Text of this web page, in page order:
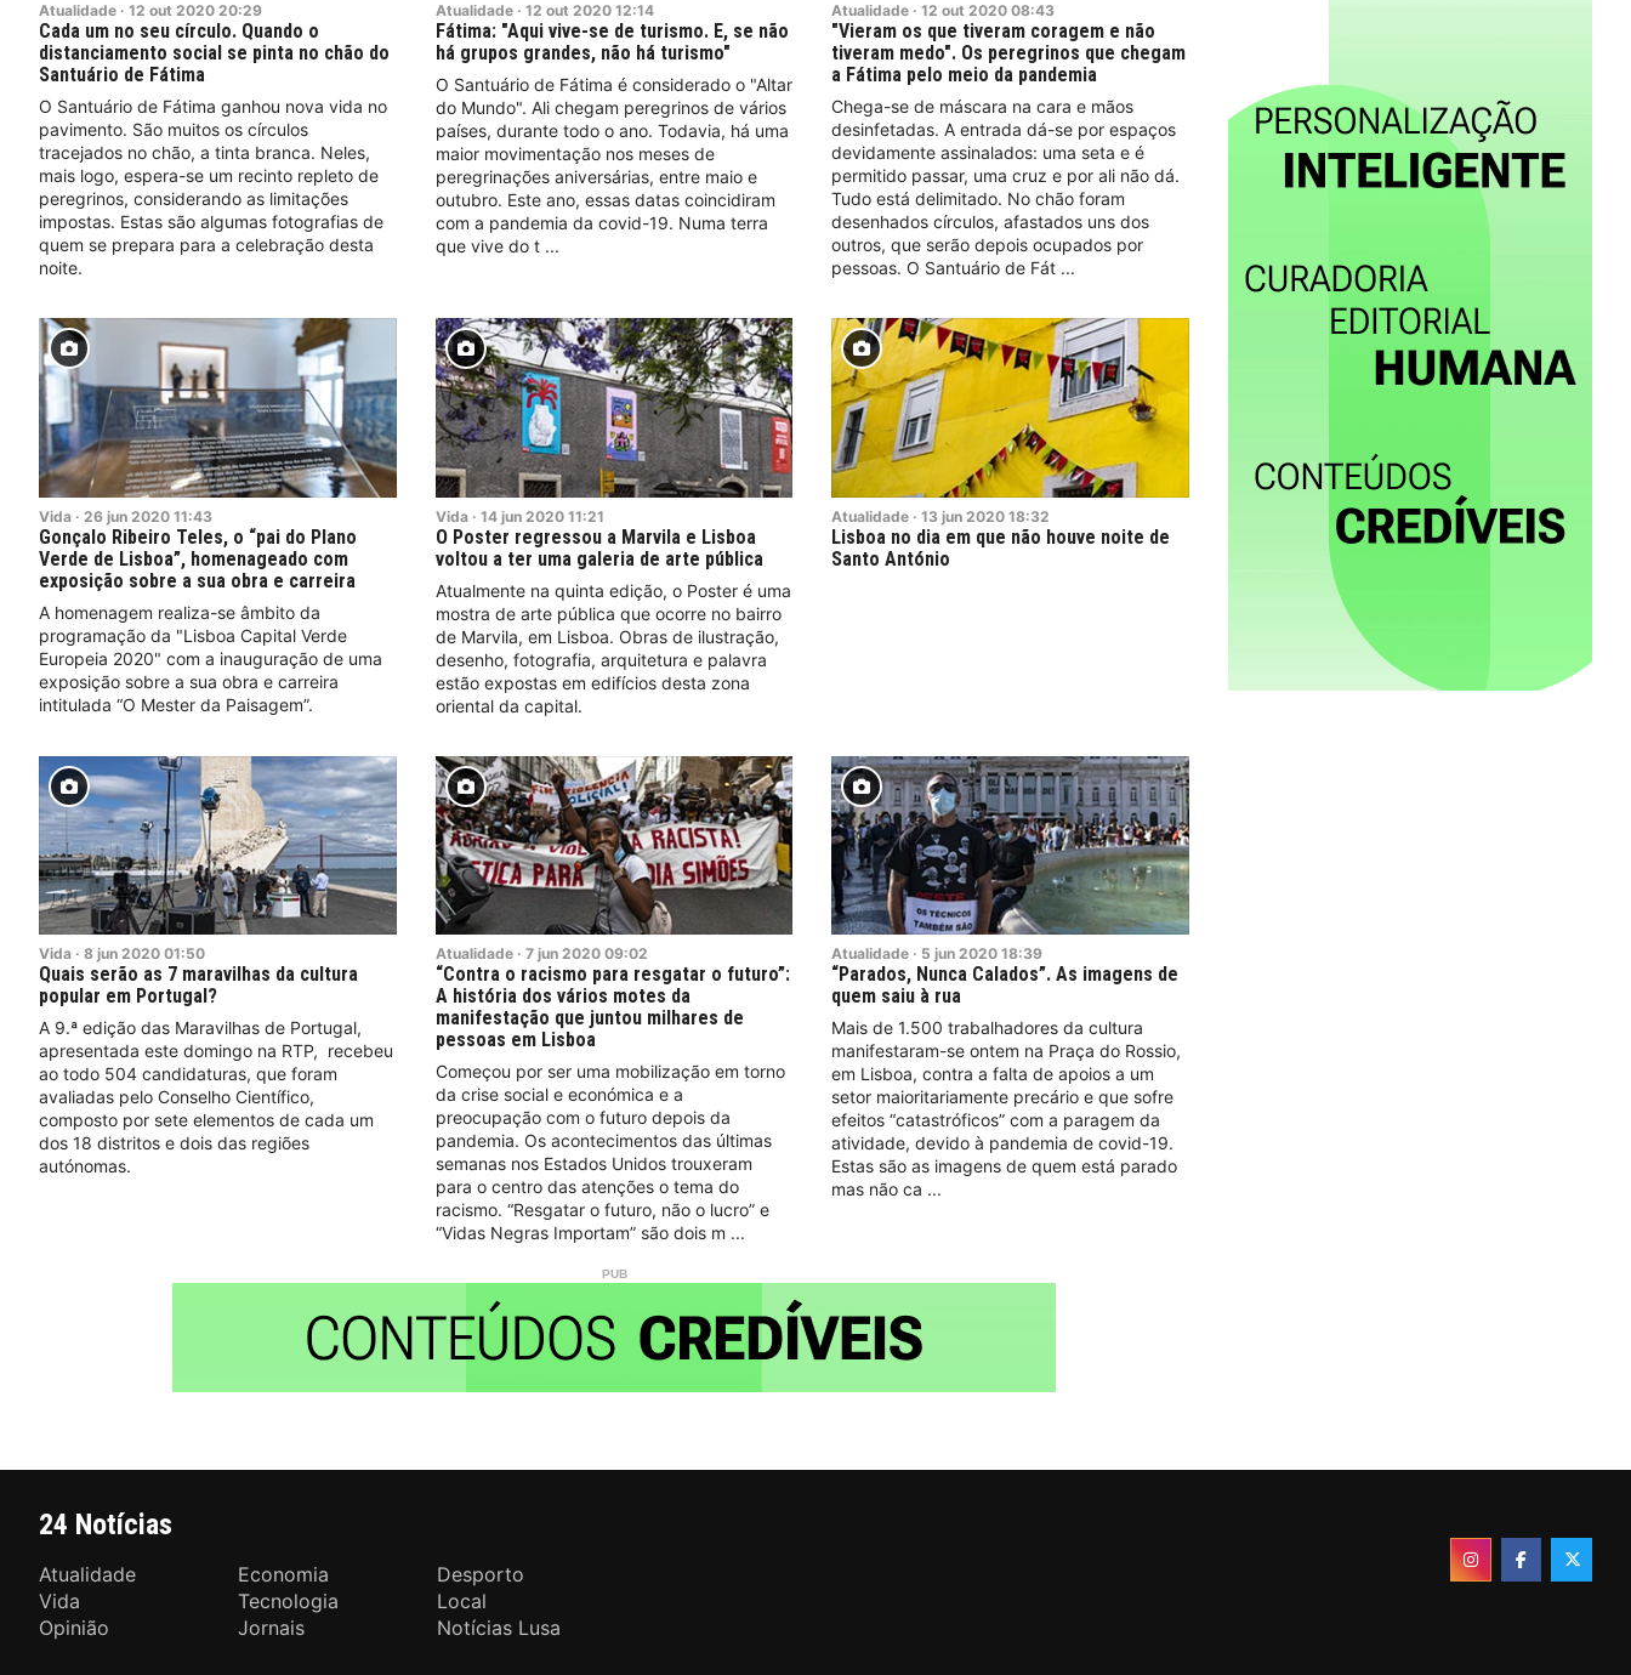
Atualidade · 12 out 2020 20:29
Cada um no seu círculo. Quando o
distanciamento social se pinta no chão do
Santuário de Fátima
O Santuário de Fátima ganhou nova vida no
pavimento. São muitos os círculos
tracejados no chão, a tinta branca. Neles,
mais logo, espera-se um recinto repleto de
peregrinos, considerando as limitações
impostas. Estas são algumas fotografias de
quem se prepara para a celebração desta
noite.
Atualidade · 12 out 2020 12:14
Fátima: "Aqui vive-se de turismo. E, se não
há grupos grandes, não há turismo"
O Santuário de Fátima é considerado o "Altar
do Mundo". Ali chegam peregrinos de vários
países, durante todo o ano. Todavia, há uma
maior movimentação nos meses de
peregrinações aniversárias, entre maio e
outubro. Este ano, essas datas coincidiram
com a pandemia da covid-19. Numa terra
que vive do t
Atualidade · 12 out 2020 08:43
"Vieram os que tiveram coragem e não
tiveram medo". Os peregrinos que chegam
a Fátima pelo meio da pandemia
Chega-se de máscara na cara e mãos
desinfetadas. A entrada dá-se por espaços
devidamente assinalados: uma seta e é
permitido passar, uma cruz e por ali não dá.
Tudo está delimitado. No chão foram
desenhados círculos, afastados uns dos
outros, que serão depois ocupados por
pessoas. O Santuário de Fát
Vida · 26 jun 2020 11:43
Gonçalo Ribeiro Teles, o “pai do Plano
Verde de Lisboa”, homenageado com
exposição sobre a sua obra e carreira
A homenagem realiza-se âmbito da
programação da "Lisboa Capital Verde
Europeia 2020" com a inauguração de uma
exposição sobre a sua obra e carreira
intitulada “O Mester da Paisagem”.
Vida · 14 jun 2020 11:21
O Poster regressou a Marvila e Lisboa
voltou a ter uma galeria de arte pública
Atualmente na quinta edição, o Poster é uma
mostra de arte pública que ocorre no bairro
de Marvila, em Lisboa. Obras de ilustração,
desenho, fotografia, arquitetura e palavra
estão expostas em edifícios desta zona
oriental da capital.
Atualidade · 13 jun 2020 18:32
Lisboa no dia em que não houve noite de
Santo António
Vida · 8 jun 2020 01:50
Quais serão as 7 maravilhas da cultura
popular em Portugal?
A 9.ª edição das Maravilhas de Portugal,
apresentada este domingo na RTP, recebeu
ao todo 504 candidaturas, que foram
avaliadas pelo Conselho Científico,
composto por sete elementos de cada um
dos 18 distritos e dois das regiões
autónomas.
Atualidade · 7 jun 2020 09:02
“Contra o racismo para resgatar o futuro”:
A história dos vários motes da
manifestação que juntou milhares de
pessoas em Lisboa
Começou por ser uma mobilização em torno
da crise social e económica e a
preocupação com o futuro depois da
pandemia. Os acontecimentos das últimas
semanas nos Estados Unidos trouxeram
para o centro das atenções o tema do
racismo. “Resgatar o futuro, não o lucro” e
“Vidas Negras Importam” são dois m
Atualidade · 5 jun 2020 18:39
“Parados, Nunca Calados”. As imagens de
quem saiu à rua
Mais de 1.500 trabalhadores da cultura
manifestaram-se ontem na Praça do Rossio,
em Lisboa, contra a falta de apoios a um
setor maioritariamente precário e que sofre
efeitos “catastróficos” com a paragem da
atividade, devido à pandemia de covid-19.
Estas são as imagens de quem está parado
mas não ca
24 Notícias
Atualidade Economia
Desporto
Vida
Tecnologia
Local
Opinião
Jornais Notícias Lusa